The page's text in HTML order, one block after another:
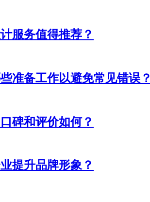
服务值得推荐？
准备工作以避免常见错误？
碑和评价如何？
提升品牌形象？